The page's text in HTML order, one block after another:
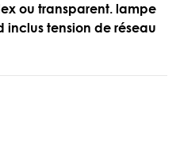
ou transparent. lampe
tension de réseau